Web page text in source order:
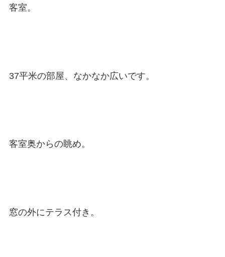
客室。
37平米の部屋、なかなか広いです。
客室奥からの眺め。
窓の外にテラス付き。